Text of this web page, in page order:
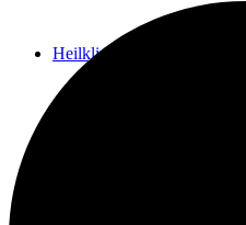
Heilklima